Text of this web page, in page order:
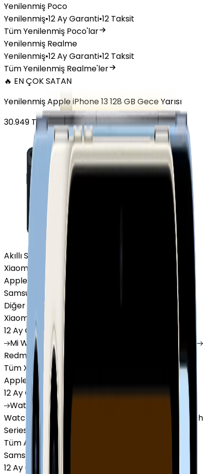
Yenilenmiş Poco
Yenilenmiş•12 Ay Garanti•12 Taksit
Tüm Yenilenmiş Poco'lar
Yenilenmiş Realme
Yenilenmiş•12 Ay Garanti•12 Taksit
Tüm Yenilenmiş Realme'ler
🔥 EN ÇOK SATAN
Yenilenmiş Apple iPhone 13 128 GB Gece Yarısı
30.949 TL'denbaşlayan fiyatlar
Akıllı Saat ve Bileklik
Xiaomi Akıllı Saat
Apple Watch
Samsung Watch
Diğer Markalar
Xiaomi Akıllı Saat
12 Ay Garanti•
6 Taksit
MiWatch Mi Watch Lite
Watch 3 Active
Redmi
Watch 5 Lite
Tüm Xiaomi Akıllı Saat'lar
Apple Watch
12 Ay Garanti •6 Taksit
Watch Ultra Watch
Series 9
Watch
Series 8 Watch
Watch
Series 6
Watch
Tüm Apple Watch'lar
Samsung Watch
12 Ay Garanti
6 Taksit